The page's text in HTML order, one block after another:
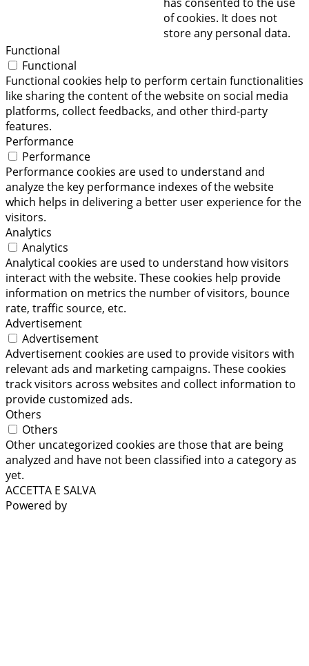
of cookies. It does not
store any personal data.
Functional
Functional
Functional cookies help to perform certain functionalities
like sharing the content of the website on social media
platforms, collect feedbacks, and other third-party
features.
Performance
Performance
Performance cookies are used to understand and
analyze the key performance indexes of the website
which helps in delivering a better user experience for the
visitors.
Analytics
Analytics
Analytical cookies are used to understand how visitors
interact with the website. These cookies help provide
information on metrics the number of visitors, bounce
rate, traffic source, etc.
Advertisement
Advertisement
Advertisement cookies are used to provide visitors with
relevant ads and marketing campaigns. These cookies
track visitors across websites and collect information to
provide customized ads.
Others
Others
Other uncategorized cookies are those that are being
analyzed and have not been classified into a category as
yet.
ACCETTA E SALVA
Powered by